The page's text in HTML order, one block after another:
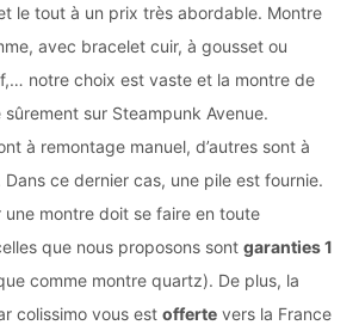
le tout à un prix très abordable. Montre
avec bracelet cuir, à gousset ou
notre choix est vaste et la montre de
sur Steampunk Avenue.
à remontage manuel, d’autres sont à
ce dernier cas, une pile est fournie.
une montre doit se faire en toute
que nous proposons sont garanties 1
comme montre quartz). De plus, la
colissimo vous est offerte vers la France